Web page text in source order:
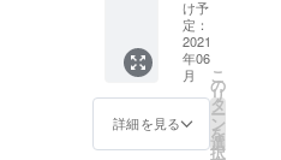
持ちの
方はご
予約し
ていた
だけれ
ば確実
にご用
く”Spe
cial
thanks
plate”
作成し
て 今
後、
け予
定：
2021
年06
月
詳細を見る
こ
の
リ
タ
ー
ン
を
選
択